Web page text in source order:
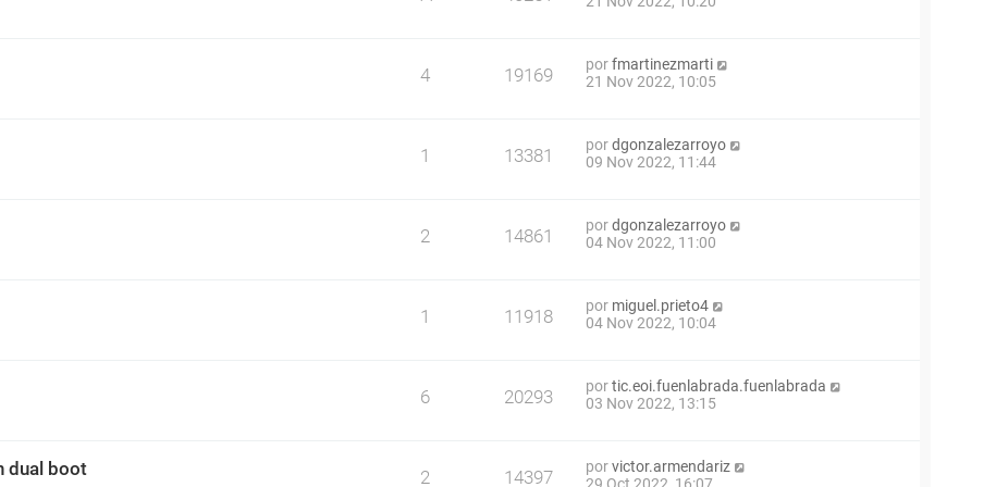
4 19169 porfmartinezmarti
21 Nov 2022, 10:05
1 13381 pordgonzalezarroyo
09 Nov 2022, 11:44
2 14861 pordgonzalezarroyo
04 Nov 2022, 11:00
1 11918 por miguel.prieto4
04 Nov 2022, 10:04
6 20293 portic.eoi.fuenlabrada.fuenlabrada
03 Nov 2022, 13:15
dual boot 2 14397 porvictor.armendariz